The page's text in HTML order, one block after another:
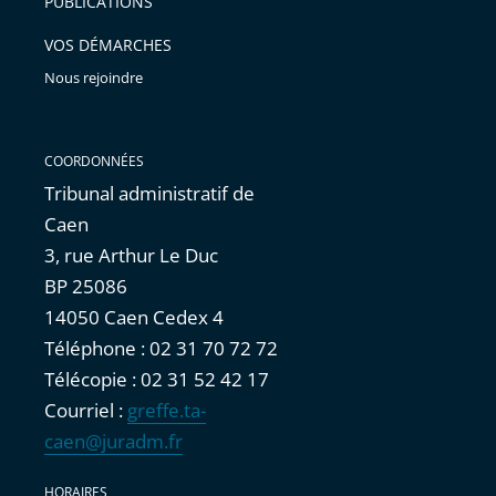
avant
VOS DÉMARCHES
Nous rejoindre
COORDONNÉES
Tribunal administratif de
Caen
3, rue Arthur Le Duc
BP 25086
14050 Caen Cedex 4
Téléphone : 02 31 70 72 72
Télécopie : 02 31 52 42 17
Courriel : greffe.ta-
caen@juradm.fr
HORAIRES